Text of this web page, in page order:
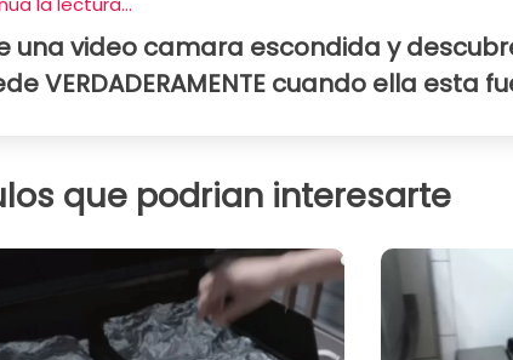
una video camara escondida y
VERDADERAMENTE cuando ella esta
que podrian interesarte